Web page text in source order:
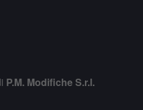
P.M. Modifiche S.r.l.